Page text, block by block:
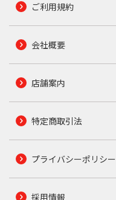
ご利用規約
会社概要
店舗案内
特定商取引法
プライバシーポリシー
採用情報